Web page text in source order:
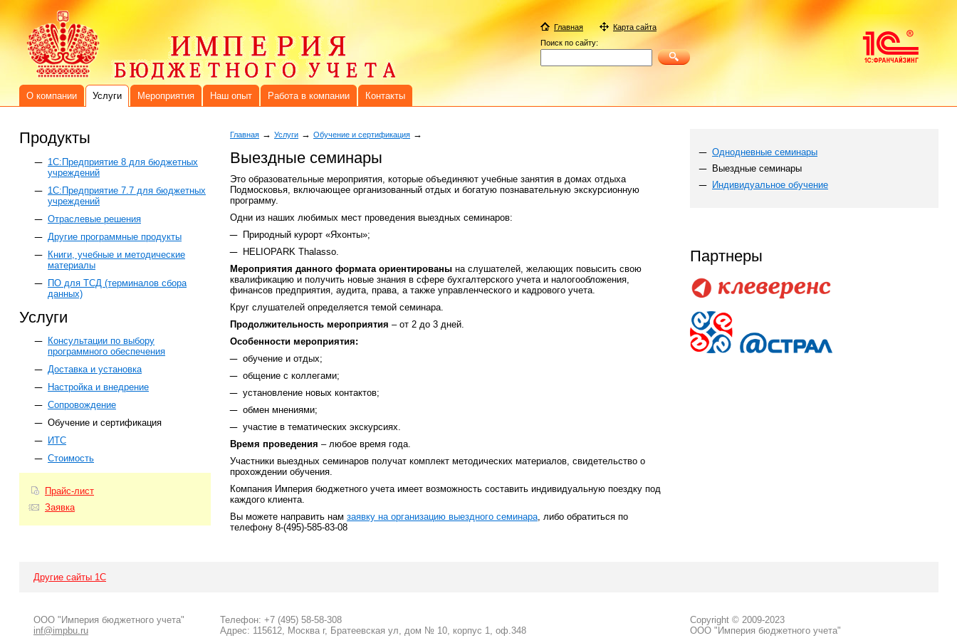
Главная
Карта сайта
Поиск по сайту:
О компании Услуги Мероприятия Наш опыт Работа в компании Контакты
Продукты
1C:Предприятие 8 для бюджетных
учреждений
1С:Предприятие 7.7 для бюджетных
учреждений
Отраслевые решения
Другие программные продукты
Книги, учебные и методические
материалы
ПО для ТСД (терминалов сбора
данных)
Услуги
Консультации по выбору
программного обеспечения
Доставка и установка
Настройка и внедрение
Сопровождение
Обучение и сертификация
ИТС
Стоимость
Прайс-лист
Заявка
Главная → Услуги → Обучение и сертификация →
Выездные семинары
Это образовательные мероприятия, которые объединяют учебные занятия в домах отдыха
Подмосковья, включающее организованный отдых и богатую познавательную экскурсионную
программу.
Одни из наших любимых мест проведения выездных семинаров:
Природный курорт «Яхонты»;
HELIOPARK Thalasso.
Мероприятия данного формата ориентированы на слушателей, желающих повысить свою
квалификацию и получить новые знания в сфере бухгалтерского учета и налогообложения,
финансов предприятия, аудита, права, а также управленческого и кадрового учета.
Круг слушателей определяется темой семинара.
Продолжительность мероприятия – от 2 до 3 дней.
Особенности мероприятия:
обучение и отдых;
общение с коллегами;
установление новых контактов;
обмен мнениями;
участие в тематических экскурсиях.
Время проведения – любое время года.
Участники выездных семинаров получат комплект методических материалов, свидетельство о
прохождении обучения.
Компания Империя бюджетного учета имеет возможность составить индивидуальную поездку под
каждого клиента.
Вы можете направить нам заявку на организацию выездного семинара, либо обратиться по
телефону 8-(495)-585-83-08
Однодневные семинары
Выездные семинары
Индивидуальное обучение
Партнеры
Другие сайты 1С
ООО "Империя бюджетного учета"
inf@impbu.ru
Телефон: +7 (495) 58-58-308
Адрес: 115612, Москва г, Братеевская ул, дом № 10, корпус 1, оф.348
Copyright © 2009-2023
ООО "Империя бюджетного учета"